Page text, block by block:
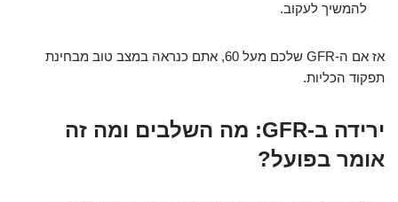
להמשיך לעקוב.
אז אם ה-GFR שלכם מעל 60, אתם כנראה במצב טוב מבחינת
תפקוד הכליות.
ירידה ב-GFR: מה השלבים ומה זה
אומר בפועל?